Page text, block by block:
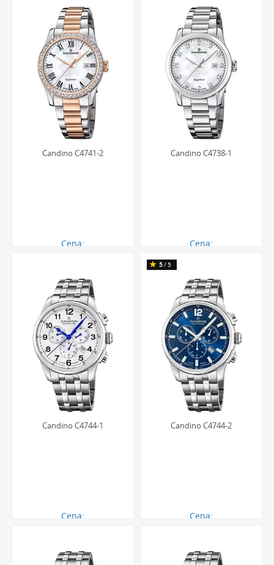
Candino C4741-2
Cena:
Candino C4738-1
Cena:
Candino C4744-1
Cena:
Candino C4744-2
Cena:
5/5